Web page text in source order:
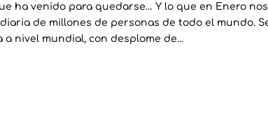
ha venido para quedarse… Y lo que en Enero
de millones de personas de todo el mundo.
a nivel mundial, con desplome de...